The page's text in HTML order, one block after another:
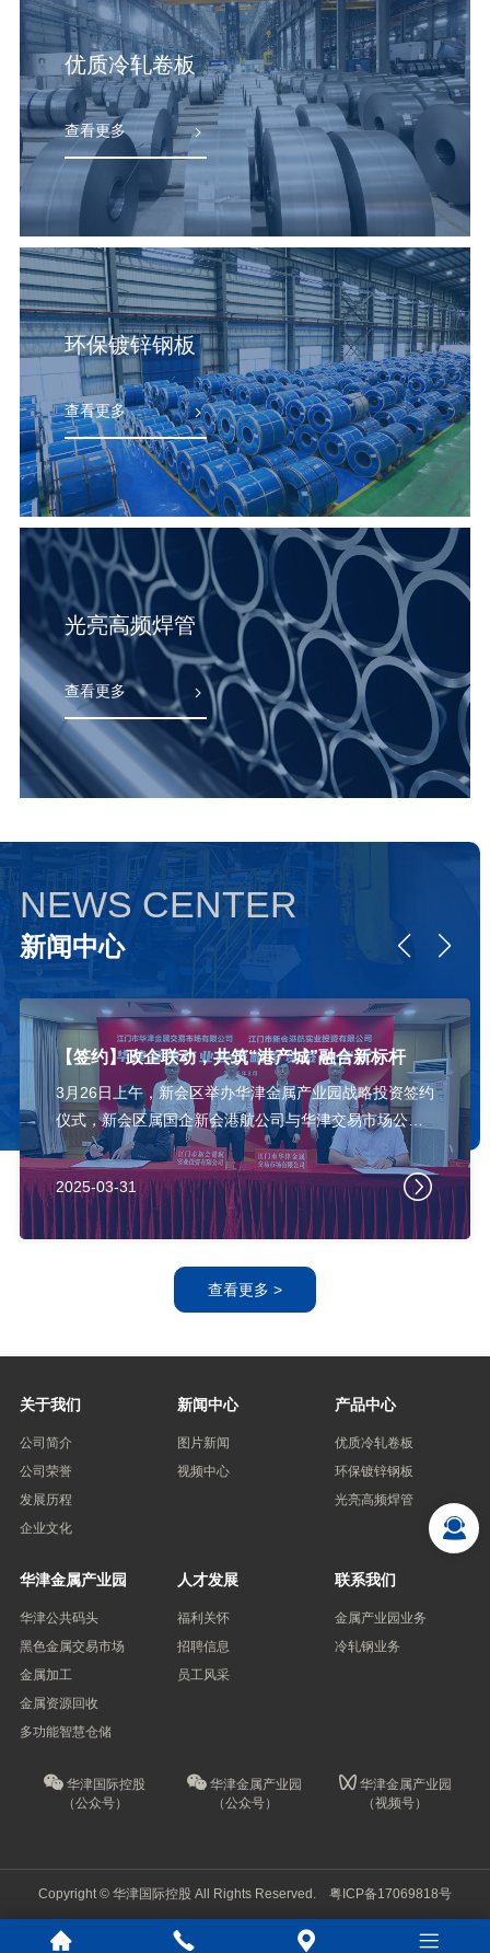
查看更多
查看更多
查看更多
NEWS CENTER
新闻中心
【签约】政企联动，共筑“港产城”融合新标杆
3月26日上午，新会区举办华津金属产业园战略投资签约
仪式，新会区属国企新会港航公司与华津交易市场公司
签订投资意向书，厦门市属国企厦门象屿集团与华津国
际控股签订合作协议，进一步深化国企改革、促进国企
民企协同发展，推动“港产城”联动发展。新会区委副书
记、区长刘兵，区委常委、副区长刘洪斌出席仪式。
2025-03-31
查看更多 >
关于我们
公司简介
公司荣誉
发展历程
企业文化
新闻中心
图片新闻
视频中心
产品中心
优质冷轧卷板
环保镀锌钢板
光亮高频焊管
华津金属产业园
华津公共码头
黑色金属交易市场
金属加工
金属资源回收
多功能智慧仓储
人才发展
福利关怀
招聘信息
员工风采
联系我们
金属产业园业务
冷轧钢业务
华津国际控股
（公众号）
华津金属产业园
（公众号）
华津金属产业园
（视频号）
Copyright © 华津国际控股 All Rights Reserved. 粤ICP备17069818号